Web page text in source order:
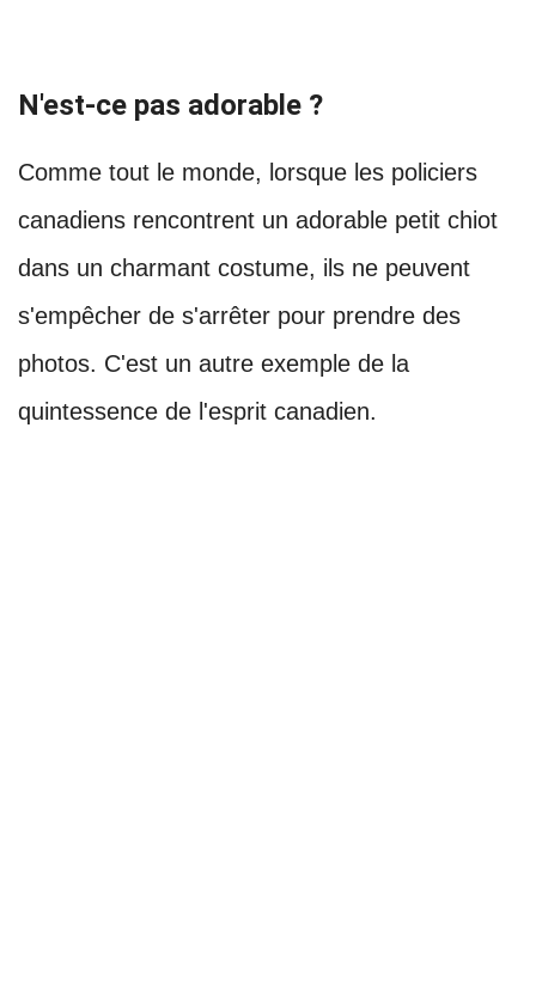
N'est-ce pas adorable ?
Comme tout le monde, lorsque les policiers
canadiens rencontrent un adorable petit chiot
dans un charmant costume, ils ne peuvent
s'empêcher de s'arrêter pour prendre des
photos. C'est un autre exemple de la
quintessence de l'esprit canadien.